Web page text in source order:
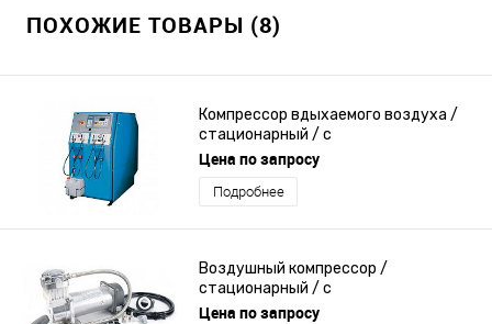
ПОХОЖИЕ ТОВАРЫ (8)
Компрессор вдыхаемого воздуха /
стационарный / с
электродвигателем / поршневый
Цена по запросу
Подробнее
Воздушный компрессор /
стационарный / с
электродвигателем / поршневый
Цена по запросу